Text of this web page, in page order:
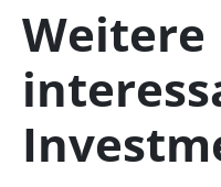
Weitere